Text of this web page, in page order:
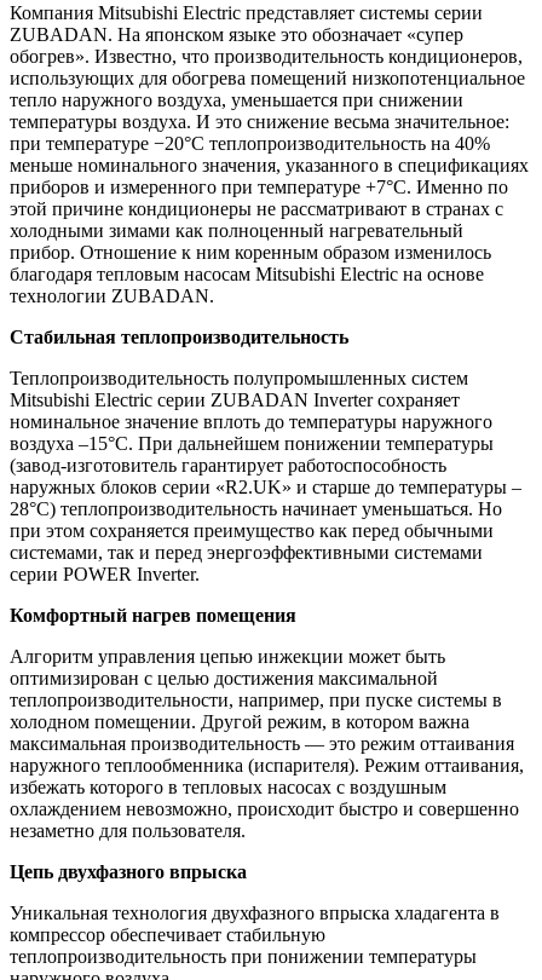
Компания Mitsubishi Electric представляет системы серии
ZUBADAN. На японском языке это обозначает «супер
обогрев». Известно, что производительность кондиционеров,
использующих для обогрева помещений низкопотенциальное
тепло наружного воздуха, уменьшается при снижении
температуры воздуха. И это снижение весьма значительное:
при температуре −20°С теплопроизводительность на 40%
меньше номинального значения, указанного в спецификациях
приборов и измеренного при температуре +7°С. Именно по
этой причине кондиционеры не рассматривают в странах с
холодными зимами как полноценный нагревательный
прибор. Отношение к ним коренным образом изменилось
благодаря тепловым насосам Mitsubishi Electric на основе
технологии ZUBADAN.
Стабильная теплопроизводительность
Теплопроизводительность полупромышленных систем
Mitsubishi Electric серии ZUBADAN Inverter сохраняет
номинальное значение вплоть до температуры наружного
воздуха –15°С. При дальнейшем понижении температуры
(завод-изготовитель гарантирует работоспособность
наружных блоков серии «R2.UK» и старше до температуры –
28°С) теплопроизводительность начинает уменьшаться. Но
при этом сохраняется преимущество как перед обычными
системами, так и перед энергоэффективными системами
серии POWER Inverter.
Комфортный нагрев помещения
Алгоритм управления цепью инжекции может быть
оптимизирован с целью достижения максимальной
теплопроизводительности, например, при пуске системы в
холодном помещении. Другой режим, в котором важна
максимальная производительность — это режим оттаивания
наружного теплообменника (испарителя). Режим оттаивания,
избежать которого в тепловых насосах с воздушным
охлаждением невозможно, происходит быстро и совершенно
незаметно для пользователя.
Цепь двухфазного впрыска
Уникальная технология двухфазного впрыска хладагента в
компрессор обеспечивает стабильную
теплопроизводительность при понижении температуры